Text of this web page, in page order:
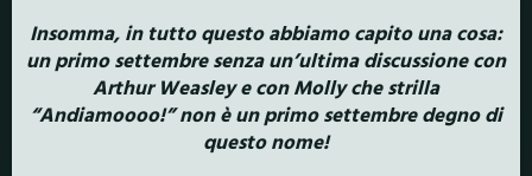
Insomma, in tutto questo abbiamo capito una cosa:
un primo settembre senza un’ultima discussione con
Arthur Weasley e con Molly che strilla
“Andiamoooo!” non è un primo settembre degno di
questo nome!